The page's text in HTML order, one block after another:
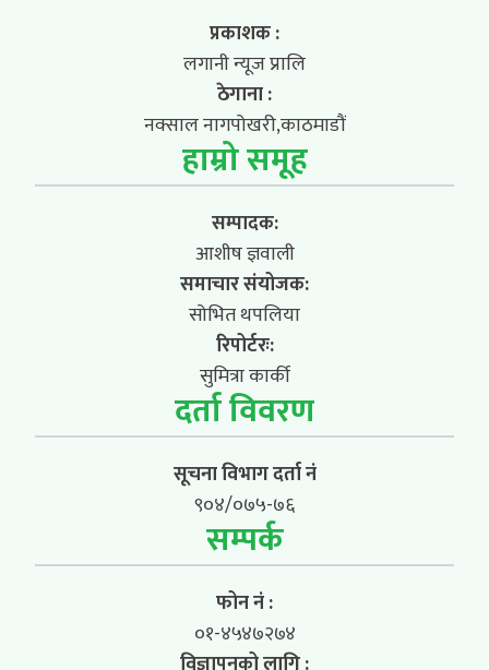
प्रकाशक :
लगानी न्यूज प्रालि
ठेगाना :
नक्साल नागपोखरी,काठमाडौं
हाम्रो समूह
सम्पादक:
आशीष ज्ञवाली
समाचार संयोजक:
सोभित थपलिया
रिपोर्टरः:
सुमित्रा कार्की
दर्ता विवरण
सूचना विभाग दर्ता नं
९०४/०७५-७६
सम्पर्क
फोन नं :
०१-४५४७२७४